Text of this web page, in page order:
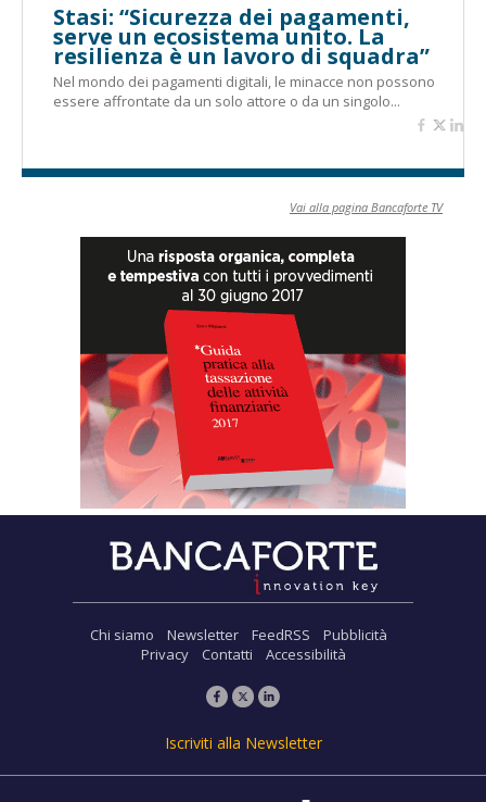
Stasi: “Sicurezza dei pagamenti,
serve un ecosistema unito. La
resilienza è un lavoro di squadra”
Nel mondo dei pagamenti digitali, le minacce non possono
essere affrontate da un solo attore o da un singolo...
Vai alla pagina Bancaforte TV
Chi siamo Newsletter FeedRSS
Pubblicità
Privacy
Contatti Accessibilità
Iscriviti alla Newsletter